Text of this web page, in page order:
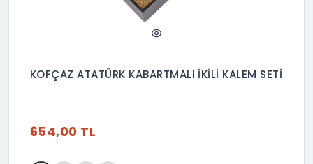
KOFÇAZ ATATÜRK KABARTMALI İKİLİ KALEM SETİ
654,00 TL